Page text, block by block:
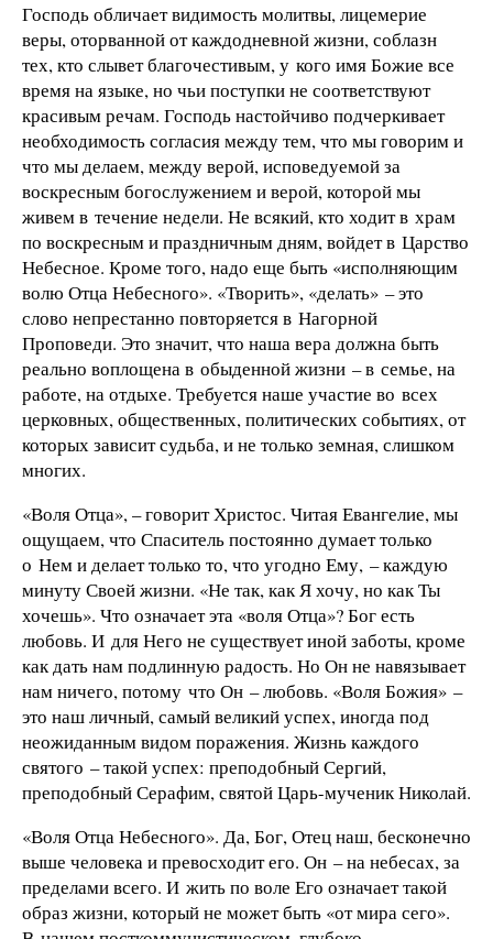
Господь обличает видимость молитвы, лицемерие
веры, оторванной от каждодневной жизни, соблазн
тех, кто слывет благочестивым, у кого имя Божие все
время на языке, но чьи поступки не соответствуют
красивым речам. Господь настойчиво подчеркивает
необходимость согласия между тем, что мы говорим и
что мы делаем, между верой, исповедуемой за
воскресным богослужением и верой, которой мы
живем в течение недели. Не всякий, кто ходит в храм
по воскресным и праздничным дням, войдет в Царство
Небесное. Кроме того, надо еще быть «исполняющим
волю Отца Небесного». «Творить», «делать» – это
слово непрестанно повторяется в Нагорной
Проповеди. Это значит, что наша вера должна быть
реально воплощена в обыденной жизни – в семье, на
работе, на отдыхе. Требуется наше участие во всех
церковных, общественных, политических событиях, от
которых зависит судьба, и не только земная, слишком
многих.
«Воля Отца», – говорит Христос. Читая Евангелие, мы
ощущаем, что Спаситель постоянно думает только
о Нем и делает только то, что угодно Ему, – каждую
минуту Своей жизни. «Не так, как Я хочу, но как Ты
хочешь». Что означает эта «воля Отца»? Бог есть
любовь. И для Него не существует иной заботы, кроме
как дать нам подлинную радость. Но Он не навязывает
нам ничего, потому что Он – любовь. «Воля Божия» –
это наш личный, самый великий успех, иногда под
неожиданным видом поражения. Жизнь каждого
святого – такой успех: преподобный Сергий,
преподобный Серафим, святой Царь-мученик Николай.
«Воля Отца Небесного». Да, Бог, Отец наш, бесконечно
выше человека и превосходит его. Он – на небесах, за
пределами всего. И жить по воле Его означает такой
образ жизни, который не может быть «от мира сего».